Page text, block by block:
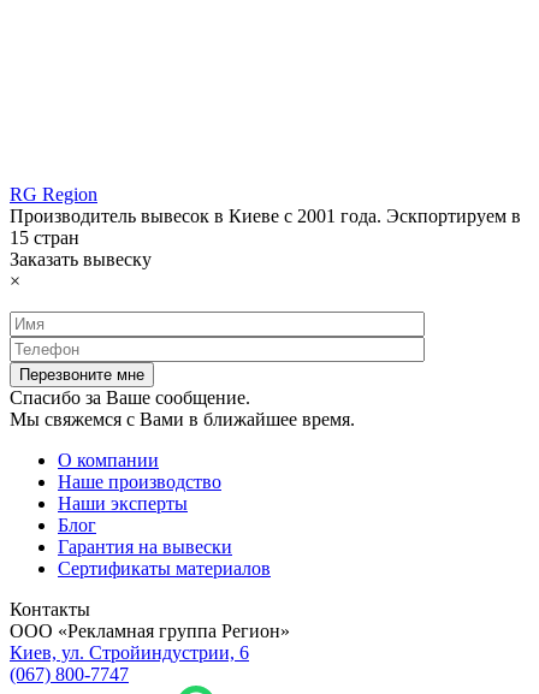
RG Region
Производитель вывесок в Киеве с 2001 года. Эскпортируем в
15 стран
Заказать вывеску
×
Спасибо за Ваше сообщение.
Мы свяжемся с Вами в ближайшее время.
О компании
Наше производство
Наши эксперты
Блог
Гарантия на вывески
Сертификаты материалов
Контакты
OOO «Рекламная группа Регион»
Киев, ул. Стройиндустрии, 6
(067) 800-7747